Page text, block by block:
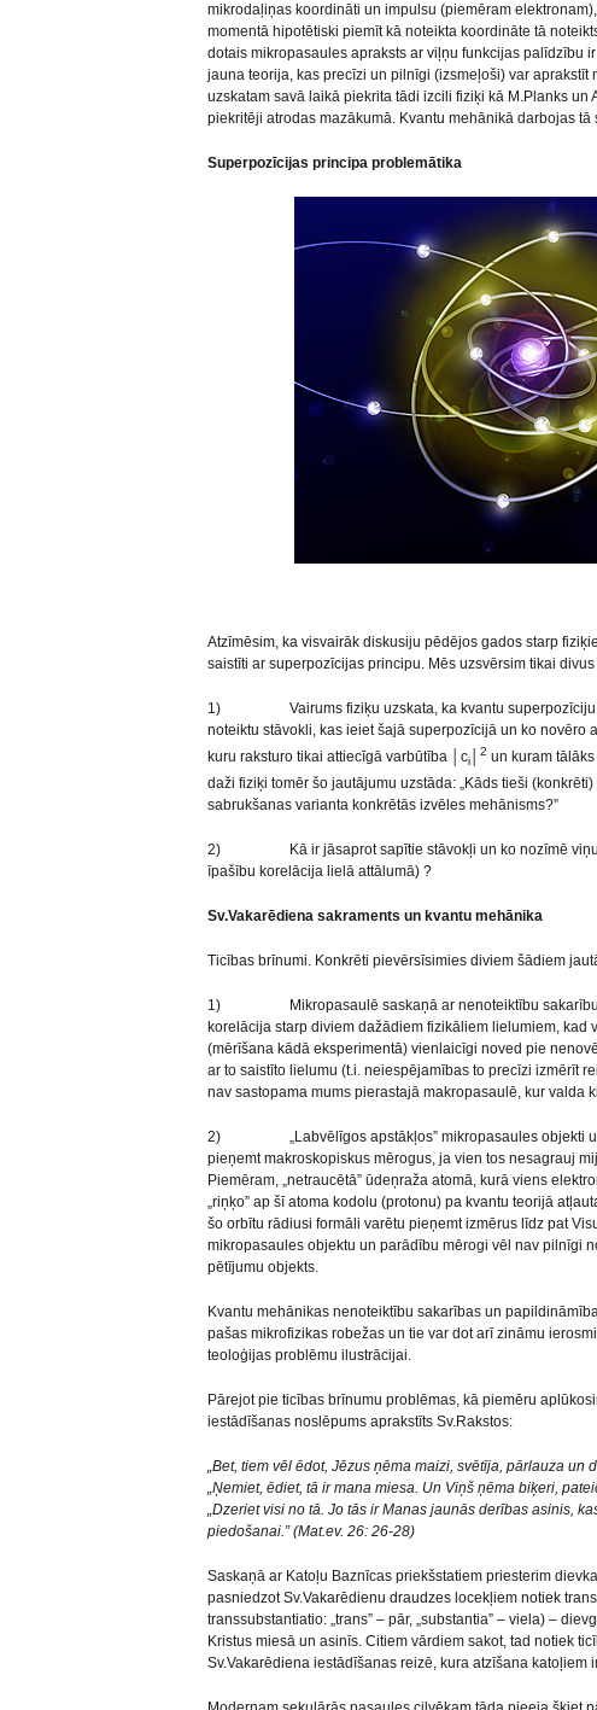
mikrodaļiņas koordināti un impulsu (piemēram
momentā hipotētiski piemīt kā noteikta koordināte tā
dotais mikropasaules apraksts ar viļņu funkcijas palīdzību
jauna teorija, kas precīzi un pilnīgi (izsmeļoši) var aprakstīt
uzskatam savā laikā piekrita tādi izcili fiziķi kā M.Planks un
piekritēji atrodas mazākumā. Kvantu mehānikā darbojas tā
Superpozīcijas principa problemātika
Atzīmēsim, ka visvairāk diskusiju pēdējos gados starp
saistīti ar superpozīcijas principu. Mēs uzsvērsim tikai
1) Vairums fiziķu uzskata, ka kvantu superpozīciju
noteiktu stāvokli, kas ieiet šajā superpozīcijā un ko novēro
kuru raksturo tikai attiecīgā varbūtība │ci
2 un kuram
daži fiziķi tomēr šo jautājumu uzstāda: „Kāds tieši
sabrukšanas varianta konkrētās izvēles mehānisms?”
2) Kā ir jāsaprot sapītie stāvokļi un ko nozīmē viņu
īpašību korelācija lielā attālumā) ?
Sv.Vakarēdiena sakraments un kvantu mehānika
Ticības brīnumi. Konkrēti pievērsīsimies diviem šādiem
1) Mikropasaulē saskaņā ar nenoteiktību sakarību
korelācija starp diviem dažādiem fizikāliem lielumiem, kad
(mērīšana kādā eksperimentā) vienlaicīgi noved pie
ar to saistīto lielumu (t.i. neiespējamības to precīzi izmērīt
nav sastopama mums pierastajā makropasaulē, kur valda
2) „Labvēlīgos apstākļos” mikropasaules objekti un
pieņemt makroskopiskus mērogus, ja vien tos nesagrauj
Piemēram, „netraucētā” ūdeņraža atomā, kurā viens
„riņķo” ap šī atoma kodolu (protonu) pa kvantu teorijā
šo orbītu rādiusi formāli varētu pieņemt izmērus līdz pat
mikropasaules objektu un parādību mērogi vēl nav pilnīgi
pētījumu objekts.
Kvantu mehānikas nenoteiktību sakarības un
pašas mikrofizikas robežas un tie var dot arī zināmu
teoloģijas problēmu ilustrācijai.
Pārejot pie ticības brīnumu problēmas, kā piemēru
iestādīšanas noslēpums aprakstīts Sv.Rakstos:
„Bet, tiem vēl ēdot, Jēzus ņēma maizi, svētīja, pārlauza un
„Ņemiet, ēdiet, tā ir mana miesa. Un Viņš ņēma biķeri,
„Dzeriet visi no tā. Jo tās ir Manas jaunās derības asinis,
piedošanai.” (Mat.ev. 26: 26-28)
Saskaņā ar Katoļu Baznīcas priekšstatiem priesterim
pasniedzot Sv.Vakarēdienu draudzes locekļiem notiek
transsubstantiatio: „trans” – pār, „substantia” – viela) –
Kristus miesā un asinīs. Citiem vārdiem sakot, tad notiek
Sv.Vakarēdiena iestādīšanas reizē, kura atzīšana katoļiem